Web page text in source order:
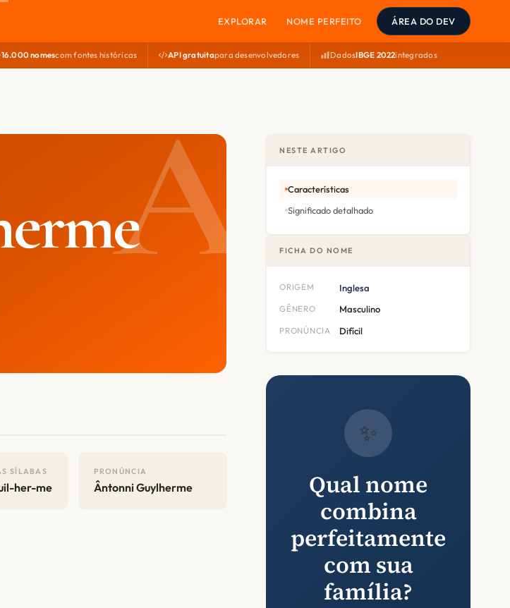
EXPLORAR NOME PERFEITO ÁREA DO DEV
nomescom fontes históricas API gratuitapara desenvolvedores DadosIBGE 2022integrados
SÍLABAS
her-me
PRONÚNCIA
Ântonni Guylherme
NESTE ARTIGO
Características
Significado detalhado
FICHA DO NOME
ORIGEM Inglesa
GÊNERO Masculino
PRONÚNCIA Difícil
✨
Qual nome
combina
perfeitamente
com sua
família?